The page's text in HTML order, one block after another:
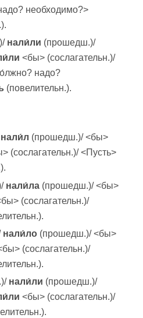
необходимо?>
нали́ли (прошедш.)/
<бы> (сослагательн.)/
надо?
(повелительн.).
(прошедш.)/ <бы>
(сослагательн.)/ <Пусть>
нали́ла (прошедш.)/ <бы>
(сослагательн.)/
нали́ло (прошедш.)/ <бы>
(сослагательн.)/
нали́ли (прошедш.)/
<бы> (сослагательн.)/